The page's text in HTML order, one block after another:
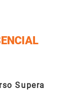
Supera